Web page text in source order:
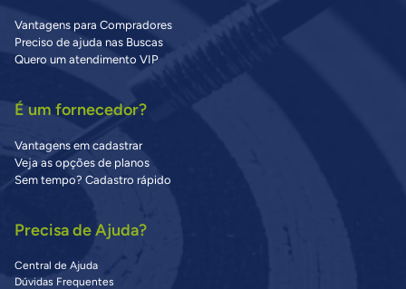
Vantagens para Compradores
Preciso de ajuda nas Buscas
Quero um atendimento VIP
É um fornecedor?
Vantagens em cadastrar
Veja as opções de planos
Sem tempo? Cadastro rápido
Precisa de Ajuda?
Central de Ajuda
Dúvidas Frequentes